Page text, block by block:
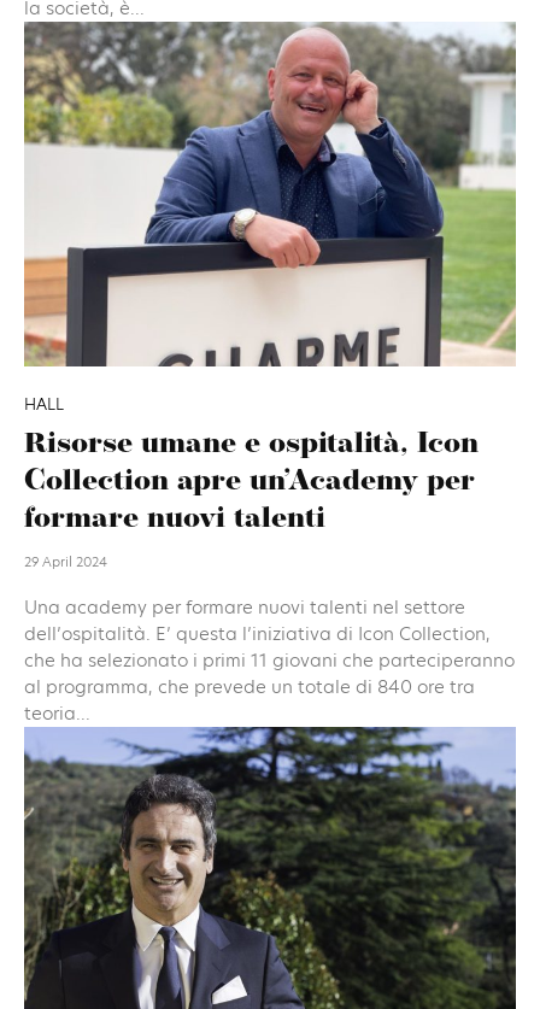
la società, è...
HALL
Risorse umane e ospitalità, Icon
Collection apre un’Academy per
formare nuovi talenti
29 April 2024
Una academy per formare nuovi talenti nel settore
dell’ospitalità. E’ questa l’iniziativa di Icon Collection,
che ha selezionato i primi 11 giovani che parteciperanno
al programma, che prevede un totale di 840 ore tra
teoria...